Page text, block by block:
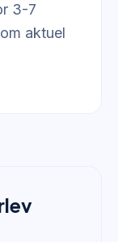
3-7
aktuel